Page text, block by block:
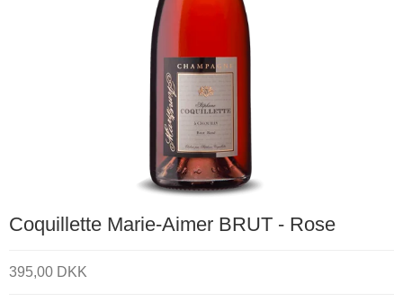
Coquillette Marie-Aimer BRUT - Rose
395,00 DKK